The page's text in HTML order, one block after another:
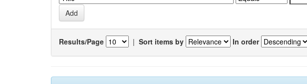
Results/Page | Sort items by In order